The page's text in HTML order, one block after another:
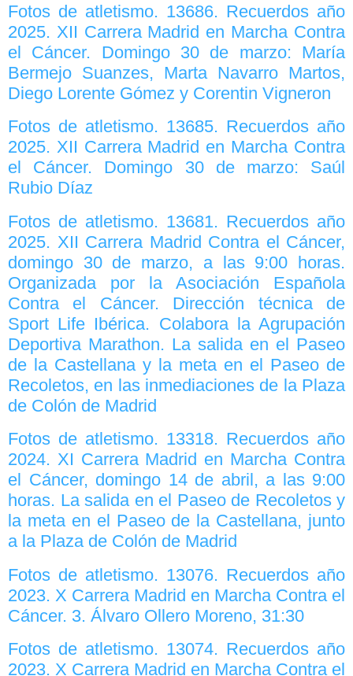
Fotos de atletismo. 13686. Recuerdos año
2025. XII Carrera Madrid en Marcha Contra
el Cáncer. Domingo 30 de marzo: María
Bermejo Suanzes, Marta Navarro Martos,
Diego Lorente Gómez y Corentin Vigneron
Fotos de atletismo. 13685. Recuerdos año
2025. XII Carrera Madrid en Marcha Contra
el Cáncer. Domingo 30 de marzo: Saúl
Rubio Díaz
Fotos de atletismo. 13681. Recuerdos año
2025. XII Carrera Madrid Contra el Cáncer,
domingo 30 de marzo, a las 9:00 horas.
Organizada por la Asociación Española
Contra el Cáncer. Dirección técnica de
Sport Life Ibérica. Colabora la Agrupación
Deportiva Marathon. La salida en el Paseo
de la Castellana y la meta en el Paseo de
Recoletos, en las inmediaciones de la Plaza
de Colón de Madrid
Fotos de atletismo. 13318. Recuerdos año
2024. XI Carrera Madrid en Marcha Contra
el Cáncer, domingo 14 de abril, a las 9:00
horas. La salida en el Paseo de Recoletos y
la meta en el Paseo de la Castellana, junto
a la Plaza de Colón de Madrid
Fotos de atletismo. 13076. Recuerdos año
2023. X Carrera Madrid en Marcha Contra el
Cáncer. 3. Álvaro Ollero Moreno, 31:30
Fotos de atletismo. 13074. Recuerdos año
2023. X Carrera Madrid en Marcha Contra el